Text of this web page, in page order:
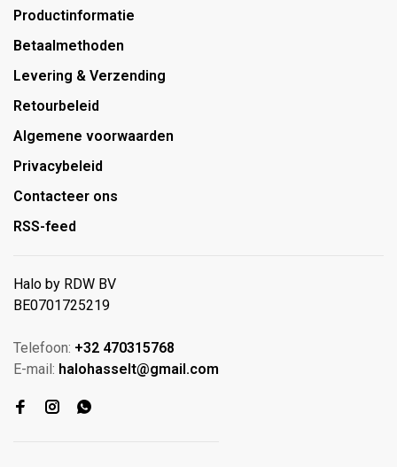
Productinformatie
Betaalmethoden
Levering & Verzending
Retourbeleid
Algemene voorwaarden
Privacybeleid
Contacteer ons
RSS-feed
Halo by RDW BV
BE0701725219
Telefoon: +32 470315768
E-mail: halohasselt@gmail.com